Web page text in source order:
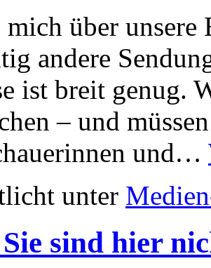
über unsere
andere
ist breit genug.
– und
und…
unter
sind hier